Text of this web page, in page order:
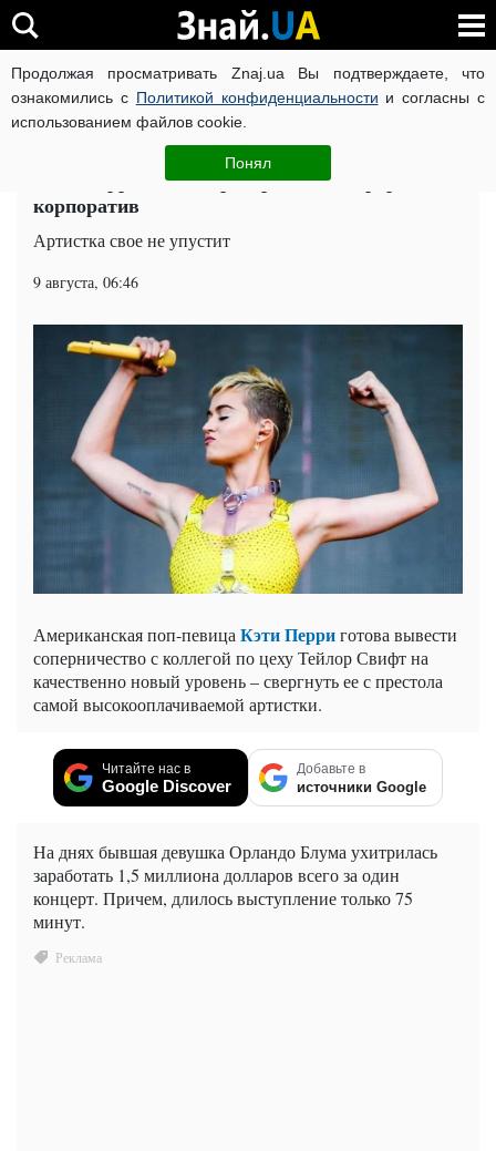
Продолжая просматривать Znaj.ua Вы подтверждаете, что
ознакомились с Политикой конфиденциальности и согласны с
использованием файлов cookie.
Понял
ВОЙНА РОССИИ ПРОТИВ УКРАИНЫ КОРОНАВИРУС В
Шоу-бизнес ЧИТАТИ УКРАЇНСЬКОЮ
Кэти Перри выбила рекордный гонорар за
корпоратив
Артистка свое не упустит
9 августа, 06:46
Американская поп-певица Кэти Перриготова вывести
соперничество с коллегой по цеху Тейлор Свифт на
качественно новый уровень – свергнуть ее с престола
самой высокооплачиваемой артистки.
Читайте нас в
Google Discover
Добавьте в
источники Google
На днях бывшая девушка Орландо Блума ухитрилась
заработать 1,5 миллиона долларов всего за один
концерт. Причем, длилось выступление только 75
минут.